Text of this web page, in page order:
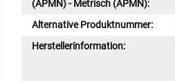
(APMN) - Metrisch (APMN):
Alternative Produktnummer:
Herstellerinformation: